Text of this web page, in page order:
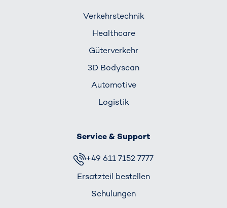
Verkehrs­technik
Healthcare
Güterverkehr
3D Bodyscan
Automotive
Logistik
Service & Support
+49 611 7152 7777
Ersatzteil bestellen
Schulungen